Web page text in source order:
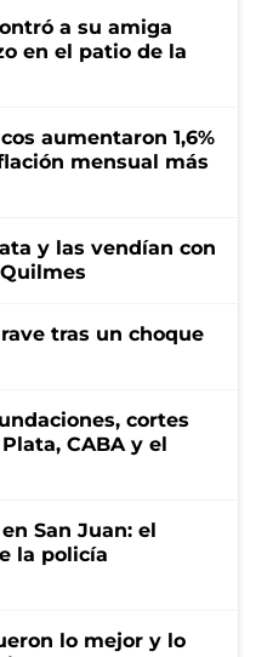
a su amiga
en el patio de la
aumentaron 1,6%
mensual más
y las vendían con
tras un choque
cortes
CABA y el
San Juan: el
la policía
lo mejor y lo